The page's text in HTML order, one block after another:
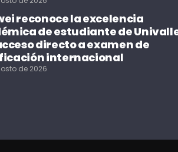
reconoce la excelencia
de estudiante de
directo a examen de
internacional
de 2026